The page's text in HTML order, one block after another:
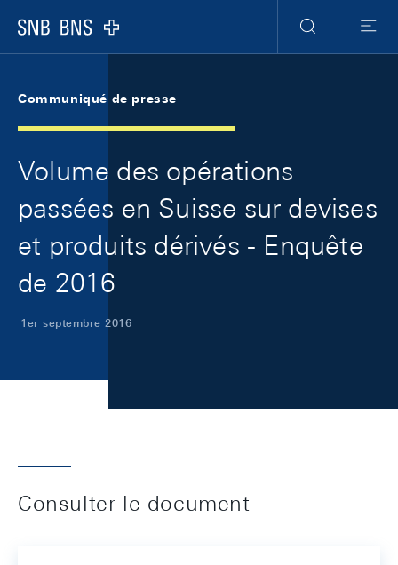
Logo
RechercheMenu
Communiqué de presse
Volume des opérations
passées en Suisse sur devises
et produits dérivés - Enquête
de 2016
1er septembre 2016
Consulter le document